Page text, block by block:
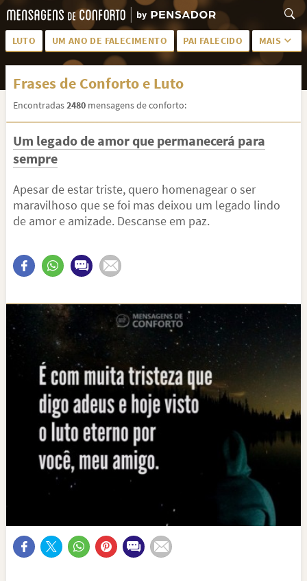
LUTO UM ANO DE FALECIMENTO PAI FALECIDO MAIS
LUTO PARA AMIGA PALAVRAS
MEUS SENTIMENTOS PÊSAMES PARA AMIGO
FRASES DE LUTO PARA AMIGO
TODAS AS CATEGORIAS
Frases de Conforto e Luto
Encontradas2480 mensagens de conforto:
Um legado de amor que permanecerá para
sempre
Apesar de estar triste, quero homenagear o ser
maravilhoso que se foi mas deixou um legado lindo
de amor e amizade. Descanse em paz.